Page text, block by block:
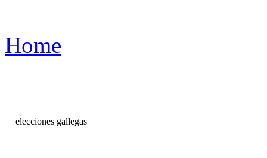
Home
elecciones gallegas